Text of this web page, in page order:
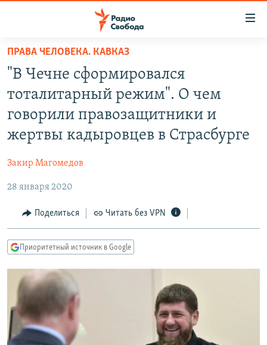
упрощенного
доступа
основному
содержанию
Вернутся
навигации
Вернутся
поиску
ПРОГРАММЫ
АВТОРСКИЕ ПРОЕКТЫ
КУЛЬТУРА
IDEL.РЕАЛИИ
КАВКАЗ.РЕАЛИИ
СИБИРЬ.РЕАЛИИ
РАСПИСАНИЕ ВЕЩАНИЯ
ПОДПИШИТЕСЬ НА РАССЫЛКУ
СОЦИАЛЬНЫЕ СЕТИ
ПРАВА ЧЕЛОВЕКА. КАВКАЗ
"В Чечне сформировался
тоталитарный режим". О чем
говорили правозащитники и
жертвы кадыровцев в Страсбурге
Закир Магомедов
28 января 2020
Поделиться Читать без VPN
Приоритетный источник в Google